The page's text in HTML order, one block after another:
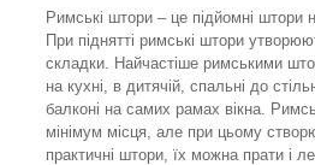
Римські штори – це підйомні штори
При піднятті римські штори
складки. Найчастіше римськими
на кухні, в дитячій, спальні до
балконі на самих рамах вікна.
мінімум місця, але при цьому
практичні штори, їх можна прати і